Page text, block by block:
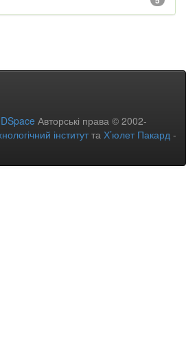
Авторські права © 2002-
інститутта Х’юлет Пакард -